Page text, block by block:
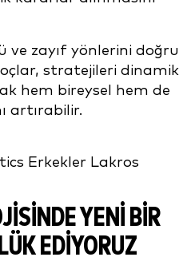
ve zayıf yönlerini doğru
stratejileri dinamik
hem bireysel hem de
artırabilir.
YENI BIR
EDIYORUZ